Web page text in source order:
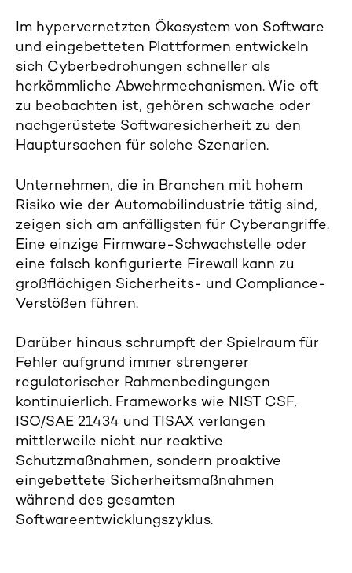
Im hypervernetzten Ökosystem von Software
und eingebetteten Plattformen entwickeln
sich Cyberbedrohungen schneller als
herkömmliche Abwehrmechanismen. Wie oft
zu beobachten ist, gehören schwache oder
nachgerüstete Softwaresicherheit zu den
Hauptursachen für solche Szenarien.
Unternehmen, die in Branchen mit hohem
Risiko wie der Automobilindustrie tätig sind,
zeigen sich am anfälligsten für Cyberangriffe.
Eine einzige Firmware-Schwachstelle oder
eine falsch konfigurierte Firewall kann zu
großflächigen Sicherheits- und Compliance-
Verstößen führen.
Darüber hinaus schrumpft der Spielraum für
Fehler aufgrund immer strengerer
regulatorischer Rahmenbedingungen
kontinuierlich. Frameworks wie NIST CSF,
ISO/SAE 21434 und TISAX verlangen
mittlerweile nicht nur reaktive
Schutzmaßnahmen, sondern proaktive
eingebettete Sicherheitsmaßnahmen
während des gesamten
Softwareentwicklungszyklus.